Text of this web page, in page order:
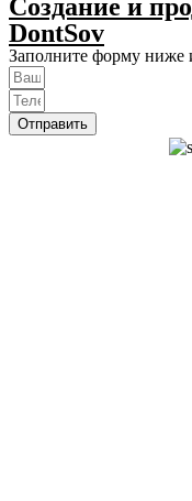
Создание и
DontSov
Заполните форму
Отправить